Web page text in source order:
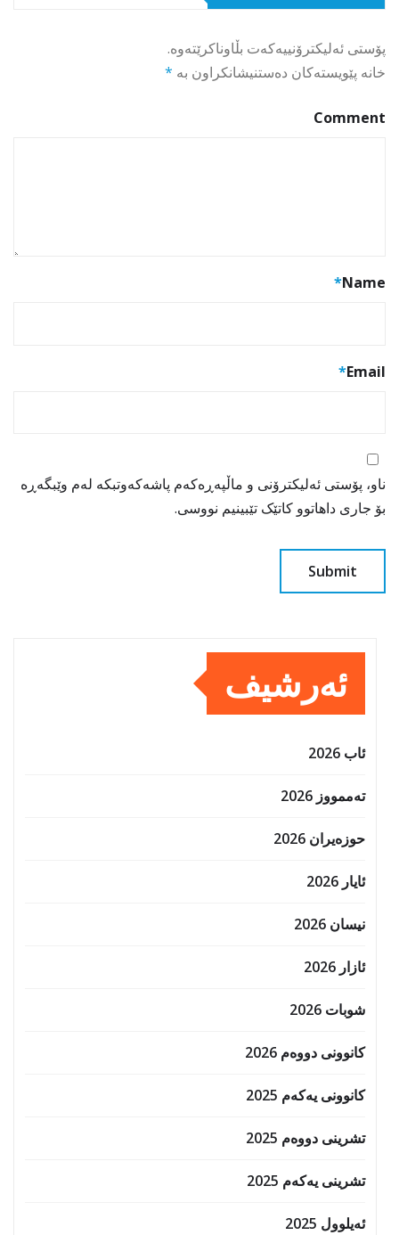
پۆستی ئەلیکترۆنییەکەت بڵاوناکرێتەوە.
خانە پێویستەکان دەستنیشانکراون بە *
Comment
Name
*
Email
*
ناو، پۆستی ئەلیکترۆنی و ماڵپەڕەکەم پاشەکەوتبکە لەم وێبگەڕە
بۆ جاری داهاتوو کاتێک تێبینیم نووسی.
ئەرشیف
ئاب 2026
تەممووز 2026
حوزه‌یران 2026
ئایار 2026
نیسان 2026
ئازار 2026
شوبات 2026
کانوونی دووەم 2026
کانوونی یەکەم 2025
تشرینی دووەم 2025
تشرینی یەکەم 2025
ئەیلوول 2025